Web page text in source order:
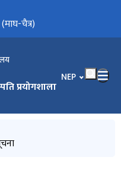
प्रयोगशाला
भाषा चयन गर्नुहोस्
NEP
चैत्र)पुष)
(वैशाख - असार)
(वैशाख - असार)